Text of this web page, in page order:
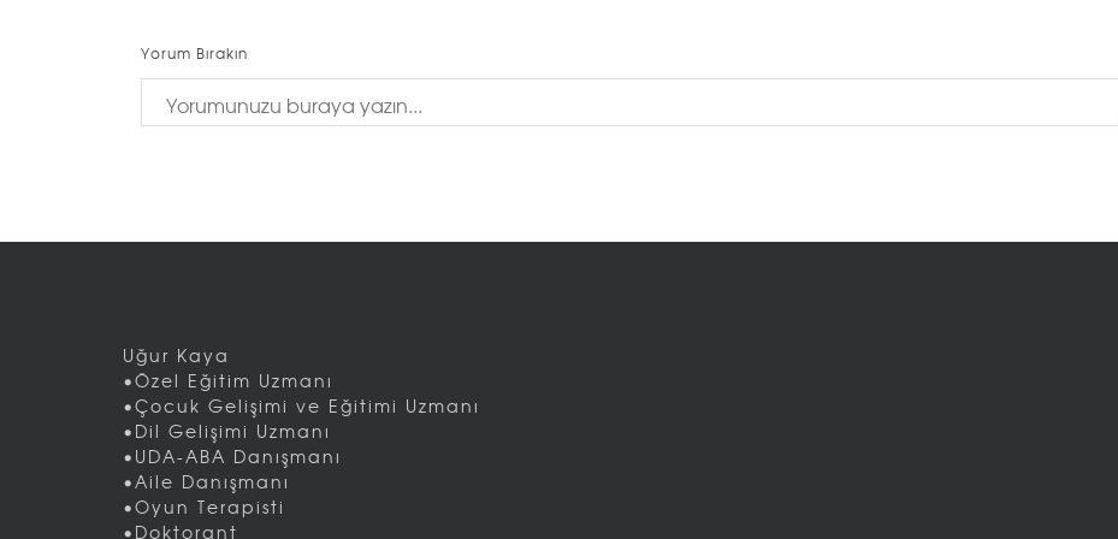
Yorum Bırakın
Uğur Kaya
•Özel Eğitim Uzmanı
•Çocuk Gelişimi ve Eğitimi Uzmanı
•Dil Gelişimi Uzmanı
•UDA-ABA Danışmanı
•Aile Danışmanı
•Oyun Terapisti
•Doktorant